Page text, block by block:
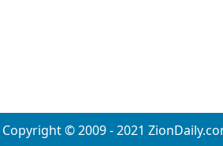
Copyright © 2009 - 2021